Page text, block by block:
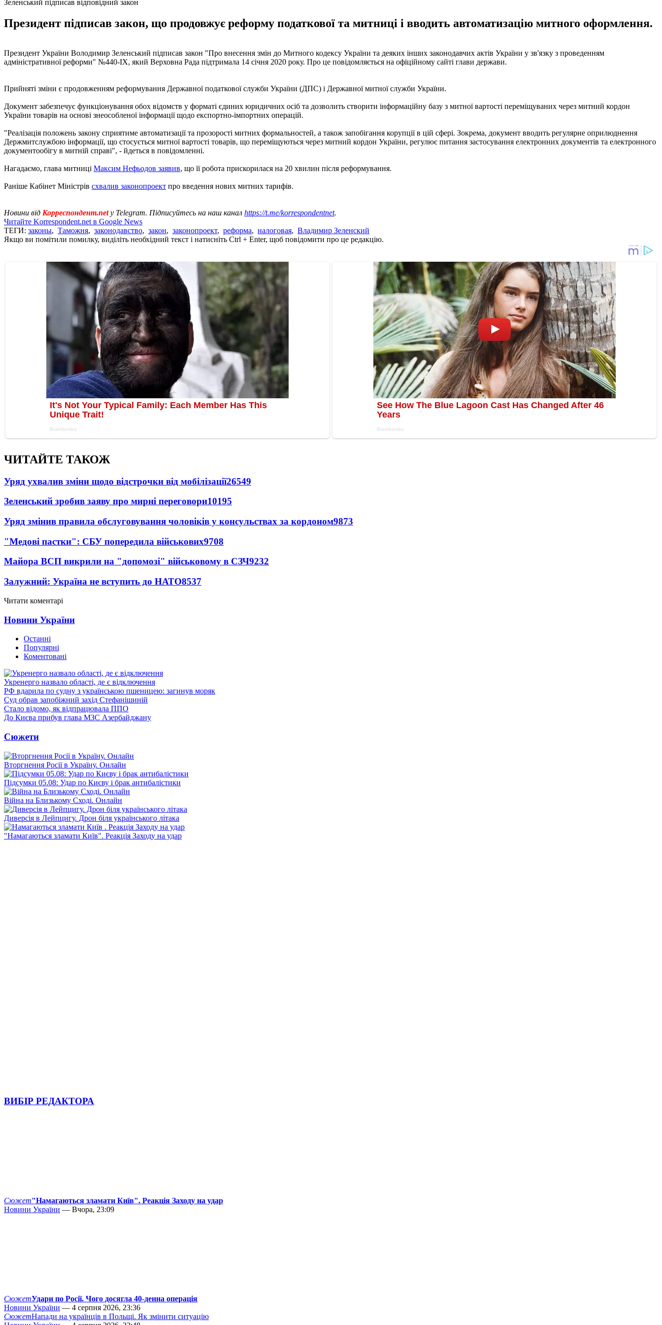
Зеленський підписав відповідний закон
Президент підписав закон, що продовжує реформу податкової та митниці і вводить автоматизацію митного оформлення.
Президент України Володимир Зеленський підписав закон "Про внесення змін до Митного кодексу України та деяких інших законодавчих актів України у зв'язку з проведенням
адміністративної реформи" №440-IX, який Верховна Рада підтримала 14 січня 2020 року. Про це повідомляється на офіційному сайті глави держави.
Прийняті зміни є продовженням реформування Державної податкової служби України (ДПС) і Державної митної служби України.
Документ забезпечує функціонування обох відомств у форматі єдиних юридичних осіб та дозволить створити інформаційну базу з митної вартості переміщуваних через митний кордон
України товарів на основі знеособленої інформації щодо експортно-імпортних операцій.
"Реалізація положень закону сприятиме автоматизації та прозорості митних формальностей, а також запобігання корупції в цій сфері. Зокрема, документ вводить регулярне оприлюднення
Держмитслужбою інформації, що стосується митної вартості товарів, що переміщуються через митний кордон України, регулює питання застосування електронних документів та електронного
документообігу в митній справі", - йдеться в повідомленні.
Нагадаємо, глава митниці Максим Нефьодов заявив, що її робота прискорилася на 20 хвилин після реформування.
Раніше Кабінет Міністрів схвалив законопроект про введення нових митних тарифів.
Новини від Корреспондент.net у Telegram. Підписуйтесь на наш канал https://t.me/korrespondentnet.
Читайте Korrespondent.net в Google News
ТЕГИ: законы, Таможня, законодавство, закон, законопроект, реформа, налоговая, Владимир Зеленский
Якщо ви помітили помилку, виділіть необхідний текст і натисніть Ctrl + Enter, щоб повідомити про це редакцію.
ЧИТАЙТЕ ТАКОЖ
Уряд ухвалив зміни щодо відстрочки від мобілізації26549
Зеленський зробив заяву про мирні переговори10195
Уряд змінив правила обслуговування чоловіків у консульствах за кордоном9873
"Медові пастки": СБУ попередила військових9708
Майора ВСП викрили на "допомозі" військовому в СЗЧ9232
Залужний: Україна не вступить до НАТО8537
Читати коментарі
Новини України
Останні
Популярні
Коментовані
Укренерго назвало області, де є відключення
РФ вдарила по судну з українською пшеницею: загинув моряк
Суд обрав запобіжний захід Стефанішиній
Стало відомо, як відпрацювала ППО
До Києва прибув глава МЗС Азербайджану
Сюжети
Вторгнення Росії в Україну. Онлайн
Підсумки 05.08: Удар по Києву і брак антибалістики
Війна на Близькому Сході. Онлайн
Диверсія в Лейпцигу. Дрон біля українського літака
"Намагаються зламати Київ". Реакція Заходу на удар
ВИБІР РЕДАКТОРА
Сюжет"Намагаються зламати Київ". Реакція Заходу на удар
Новини України — Вчора, 23:09
СюжетУдари по Росії. Чого досягла 40-денна операція
Новини України — 4 серпня 2026, 23:36
СюжетНапади на українців в Польщі. Як змінити ситуацію